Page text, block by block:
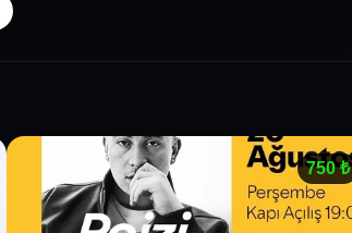
750₺